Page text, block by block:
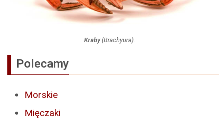
Kraby(Brachyura).
Polecamy
Morskie
Mięczaki